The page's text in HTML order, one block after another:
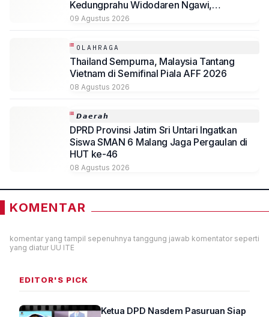
Kedungprahu Widodaren Ngawi,
Kesempatan Lelang Wakaf Masih Berlanjut
09 Agustus 2026
OLAHRAGA
Thailand Sempurna, Malaysia Tantang
Vietnam di Semifinal Piala AFF 2026
08 Agustus 2026
𝘿𝙖𝙚𝙧𝙖𝙝
DPRD Provinsi Jatim Sri Untari Ingatkan
Siswa SMAN 6 Malang Jaga Pergaulan di
HUT ke-46
08 Agustus 2026
KOMENTAR
komentar yang tampil sepenuhnya tanggung jawab komentator seperti
yang diatur UU ITE
EDITOR'S PICK
Ketua DPD Nasdem Pasuruan Siap